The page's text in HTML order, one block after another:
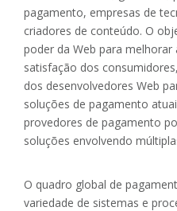
pagamento, empresas de
criadores de conteúdo. O
poder da Web para
satisfação dos
dos desenvolvedores Web
soluções de pagamento
provedores de pagamento
soluções envolvendo
O quadro global de
variedade de sistemas e